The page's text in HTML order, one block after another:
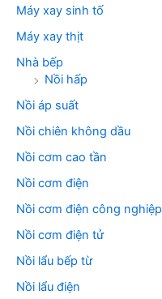
Máy xay sinh tố
Máy xay thịt
Nhà bếp
Nồi hấp
Nồi áp suất
Nồi chiên không dầu
Nồi cơm cao tần
Nồi cơm điện
Nồi cơm điện công nghiệp
Nồi cơm điện tử
Nồi lẩu bếp từ
Nồi lẩu điện